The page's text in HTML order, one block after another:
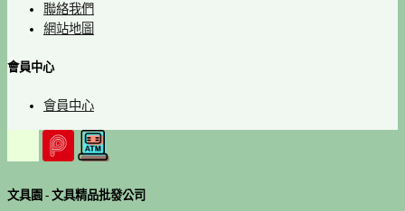
聯絡我們
網站地圖
會員中心
會員中心
文具園 - 文具精品批發公司